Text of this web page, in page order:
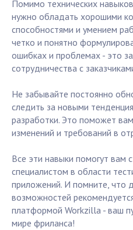
Помимо технических
нужно обладать хорошими
способностями и умением
четко и понятно
ошибках и проблемах - это
сотрудничества с
Не забывайте постоянно
следить за новыми
разработки. Это поможет
изменений и требований в
Все эти навыки помогут вам
специалистом в области
приложений. И помните, что
возможностей
платформой Workzilla - ваш
мире фриланса!